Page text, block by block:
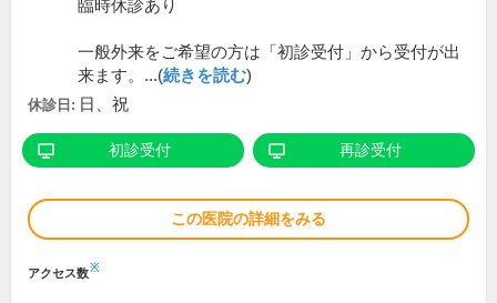
臨時休診あり
一般外来をご希望の方は「初診受付」から受付が出
来ます。...(続きを読む)
休診日: 日、祝
初診受付 再診受付
この医院の詳細をみる
アクセス数※